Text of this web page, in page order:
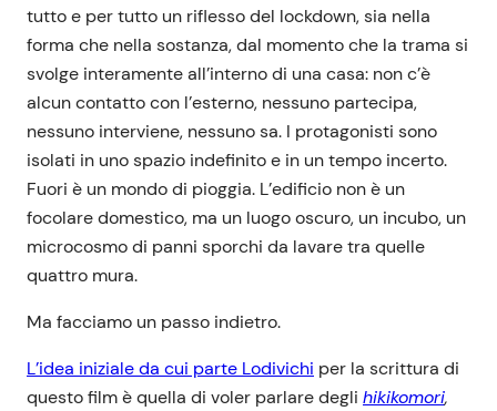
tutto e per tutto un riflesso del lockdown, sia nella
forma che nella sostanza, dal momento che la trama si
svolge interamente all’interno di una casa: non c’è
alcun contatto con l’esterno, nessuno partecipa,
nessuno interviene, nessuno sa. I protagonisti sono
isolati in uno spazio indefinito e in un tempo incerto.
Fuori è un mondo di pioggia. L’edificio non è un
focolare domestico, ma un luogo oscuro, un incubo, un
microcosmo di panni sporchi da lavare tra quelle
quattro mura.
Ma facciamo un passo indietro.
L’idea iniziale da cui parte Lodivichi per la scrittura di
questo film è quella di voler parlare degli hikikomori,